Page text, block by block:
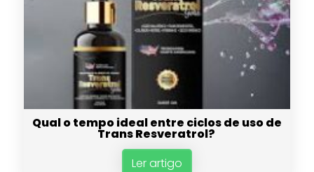
Qual o tempo ideal entre ciclos de uso de
Trans Resveratrol?
Ler artigo